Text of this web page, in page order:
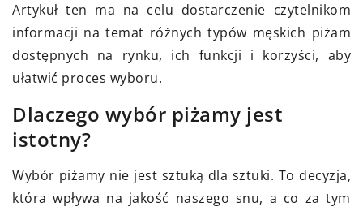
Artykuł ten ma na celu dostarczenie czytelnikom
informacji na temat różnych typów męskich piżam
dostępnych na rynku, ich funkcji i korzyści, aby
ułatwić proces wyboru.
Dlaczego wybór piżamy jest
istotny?
Wybór piżamy nie jest sztuką dla sztuki. To decyzja,
która wpływa na jakość naszego snu, a co za tym